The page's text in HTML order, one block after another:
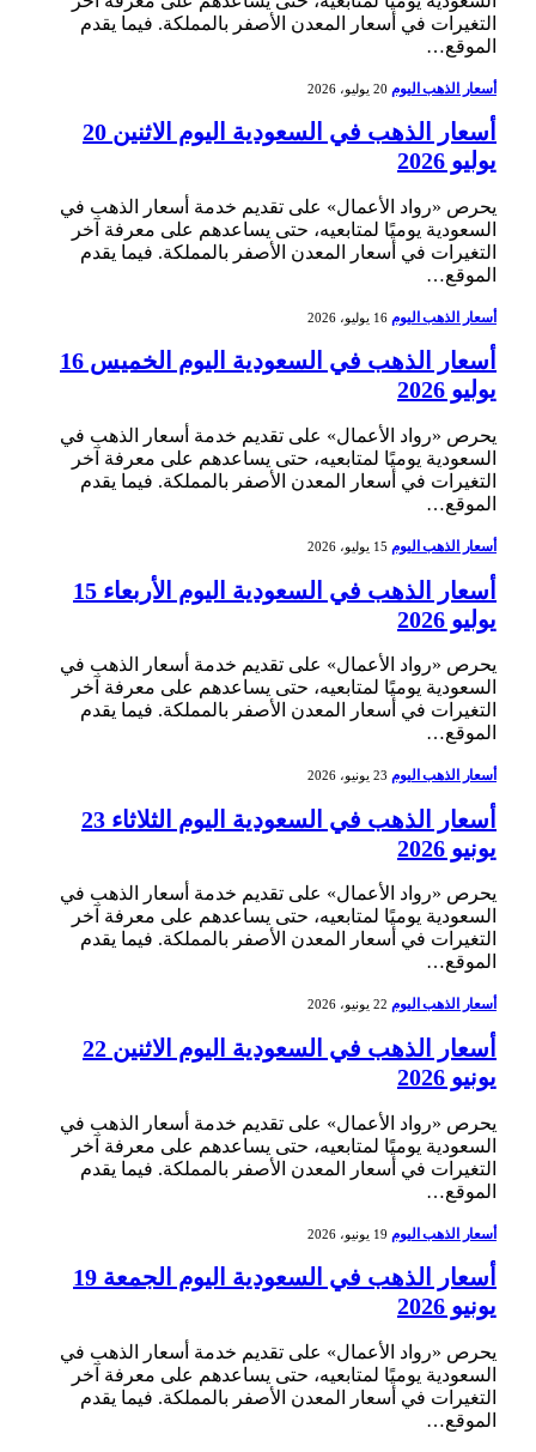
التغيرات في أسعار المعدن الأصفر بالمملكة. فيما يقدم
الموقع…
أسعار الذهب اليوم 20 يوليو، 2026
أسعار الذهب في السعودية اليوم الاثنين 20
يوليو 2026
يحرص «رواد الأعمال» على تقديم خدمة أسعار الذهب في
السعودية يوميًا لمتابعيه، حتى يساعدهم على معرفة آخر
التغيرات في أسعار المعدن الأصفر بالمملكة. فيما يقدم
الموقع…
أسعار الذهب اليوم 16 يوليو، 2026
أسعار الذهب في السعودية اليوم الخميس 16
يوليو 2026
يحرص «رواد الأعمال» على تقديم خدمة أسعار الذهب في
السعودية يوميًا لمتابعيه، حتى يساعدهم على معرفة آخر
التغيرات في أسعار المعدن الأصفر بالمملكة. فيما يقدم
الموقع…
أسعار الذهب اليوم 15 يوليو، 2026
أسعار الذهب في السعودية اليوم الأربعاء 15
يوليو 2026
يحرص «رواد الأعمال» على تقديم خدمة أسعار الذهب في
السعودية يوميًا لمتابعيه، حتى يساعدهم على معرفة آخر
التغيرات في أسعار المعدن الأصفر بالمملكة. فيما يقدم
الموقع…
أسعار الذهب اليوم 23 يونيو، 2026
أسعار الذهب في السعودية اليوم الثلاثاء 23
يونيو 2026
يحرص «رواد الأعمال» على تقديم خدمة أسعار الذهب في
السعودية يوميًا لمتابعيه، حتى يساعدهم على معرفة آخر
التغيرات في أسعار المعدن الأصفر بالمملكة. فيما يقدم
الموقع…
أسعار الذهب اليوم 22 يونيو، 2026
أسعار الذهب في السعودية اليوم الاثنين 22
يونيو 2026
يحرص «رواد الأعمال» على تقديم خدمة أسعار الذهب في
السعودية يوميًا لمتابعيه، حتى يساعدهم على معرفة آخر
التغيرات في أسعار المعدن الأصفر بالمملكة. فيما يقدم
الموقع…
أسعار الذهب اليوم 19 يونيو، 2026
أسعار الذهب في السعودية اليوم الجمعة 19
يونيو 2026
يحرص «رواد الأعمال» على تقديم خدمة أسعار الذهب في
السعودية يوميًا لمتابعيه، حتى يساعدهم على معرفة آخر
التغيرات في أسعار المعدن الأصفر بالمملكة. فيما يقدم
الموقع…